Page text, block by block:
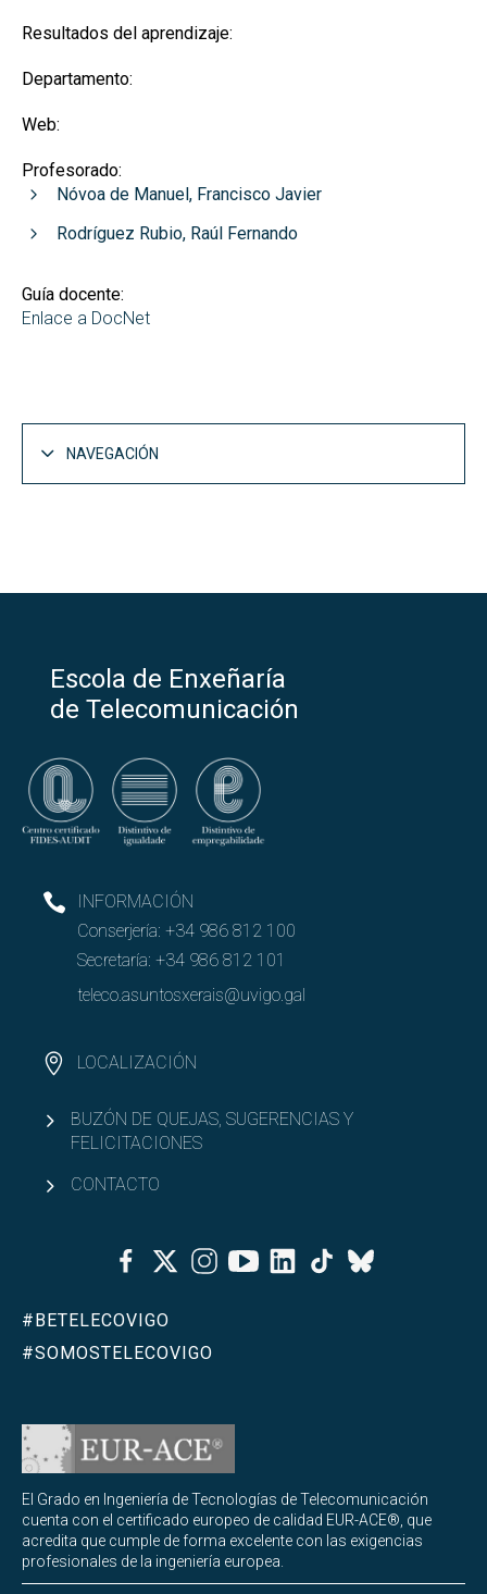
Resultados del aprendizaje:
Departamento:
Web:
Profesorado:
Nóvoa de Manuel, Francisco Javier
Rodríguez Rubio, Raúl Fernando
Guía docente:
Enlace a DocNet
NAVEGACIÓN
Escola de Enxeñaría
de Telecomunicación
INFORMACIÓN
Conserjería: +34 986 812 100
Secretaría: +34 986 812 101
teleco.asuntosxerais@uvigo.gal
LOCALIZACIÓN
BUZÓN DE QUEJAS, SUGERENCIAS Y
FELICITACIONES
CONTACTO
FacebookTwitterInstagramYoutubeLinkedinTiktok
Bluesky
#BETELECOVIGO
#SOMOSTELECOVIGO
El Grado en Ingeniería de Tecnologías de Telecomunicación
cuenta con el certificado europeo de calidad EUR-ACE®, que
acredita que cumple de forma excelente con las exigencias
profesionales de la ingeniería europea.